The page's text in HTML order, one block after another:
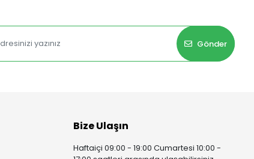
Gönder
Bize Ulaşın
Haftaiçi 09:00 - 19:00 Cumartesi 10:00 -